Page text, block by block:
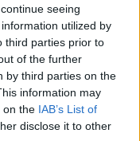
seeing
utilized by
third parties prior to
of the further
by third parties on the
information may
on the IAB’s List of
disclose it to other
un punto
sono solo parole"
cittadine